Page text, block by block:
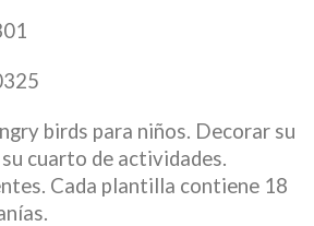
birds para niños. Decorar su
cuarto de actividades.
Cada plantilla contiene 18